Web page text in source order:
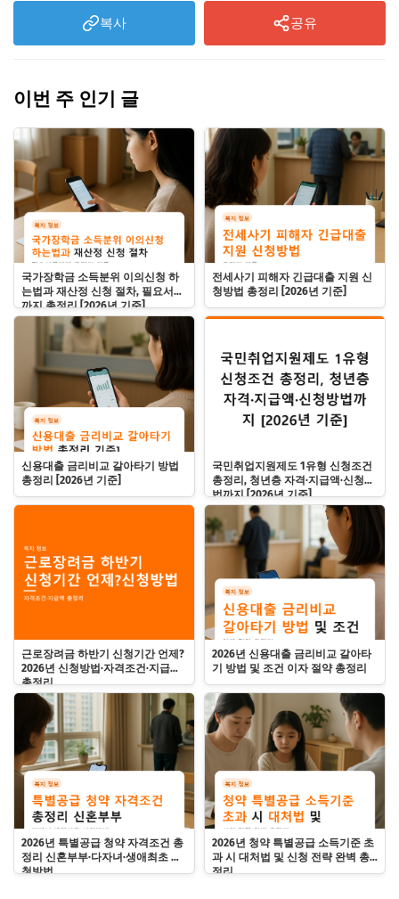
복사 공유
이번 주 인기 글
국가장학금 소득분위 이의신청 하
는법과 재산정 신청 절차, 필요서류
까지 총정리 [2026년 기준]
전세사기 피해자 긴급대출 지원 신
청방법 총정리 [2026년 기준]
신용대출 금리비교 갈아타기 방법
총정리 [2026년 기준]
국민취업지원제도 1유형 신청조건
총정리, 청년층 자격·지급액·신청방
법까지 [2026년 기준]
근로장려금 하반기 신청기간 언제?
2026년 신청방법·자격조건·지급액
총정리
2026년 신용대출 금리비교 갈아타
기 방법 및 조건 이자 절약 총정리
2026년 특별공급 청약 자격조건 총
정리 신혼부부·다자녀·생애최초 신
청방법
2026년 청약 특별공급 소득기준 초
과 시 대처법 및 신청 전략 완벽 총
정리